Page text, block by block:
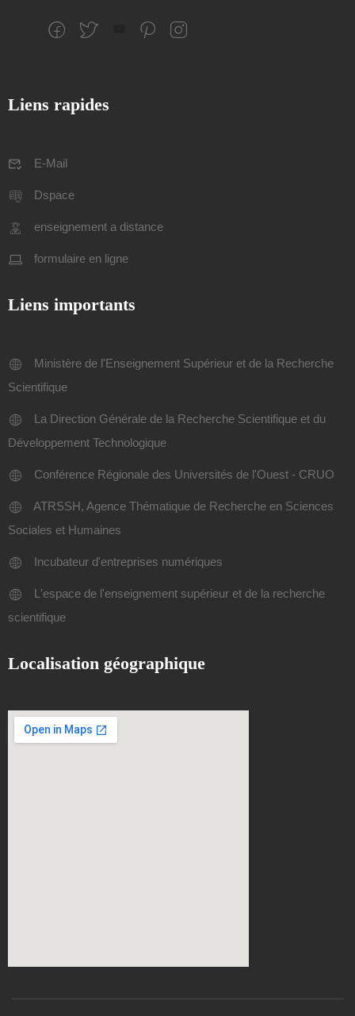
Liens rapides
E-Mail
Dspace
enseignement a distance
formulaire en ligne
Liens importants
Ministère de l'Enseignement Supérieur et de la Recherche
Scientifique
La Direction Générale de la Recherche Scientifique et du
Développement Technologique
Conférence Régionale des Universités de l'Ouest - CRUO
ATRSSH, Agence Thématique de Recherche en Sciences
Sociales et Humaines
Incubateur d'entreprises numériques
L'espace de l'enseignement supérieur et de la recherche
scientifique
Localisation géographique